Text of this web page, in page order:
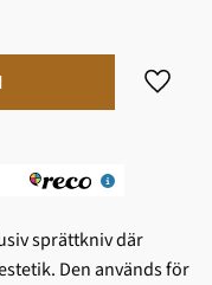
Lägg
sprättkniv där
Den används för